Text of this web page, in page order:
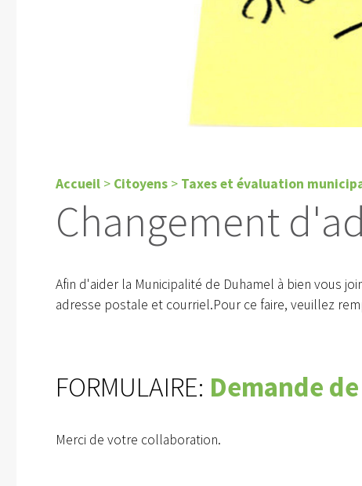
Accueil > Citoyens > Taxes et évaluation
Changement
Afin d'aider la Municipalité de Duhamel à bien vous
adresse postale et courriel.Pour ce faire, veuillez
FORMULAIRE: Demande
Merci de votre collaboration.